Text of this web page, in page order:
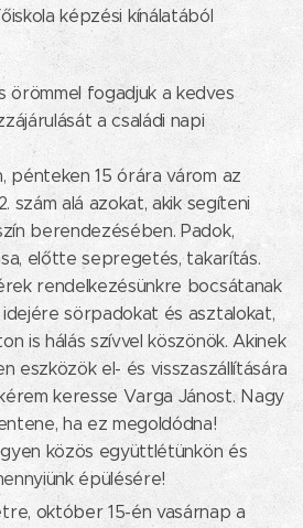
képzési kínálatából
fogadjuk a kedves
a családi napi
pénteken 15 órára várom az
szám alá azokat, akik segíteni
berendezésében. Padok,
előtte sepregetés, takarítás.
rendelkezésünkre bocsátanak
sörpadokat és asztalokat,
is hálás szívvel köszönök. Akinek
eszközök el- és visszaszállítására
keresse Varga Jánost. Nagy
ha ez megoldódna!
közös együttlétünkön és
épülésére!
október 15-én vasárnap a